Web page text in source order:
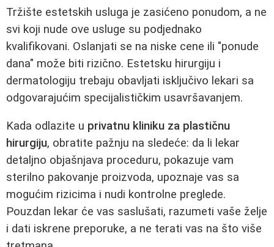
Tržište estetskih usluga je zasićeno ponudom, a ne
svi koji nude ove usluge su podjednako
kvalifikovani. Oslanjati se na niske cene ili "ponude
dana" može biti rizično. Estetsku hirurgiju i
dermatologiju trebaju obavljati isključivo lekari sa
odgovarajućim specijalističkim usavršavanjem.
Kada odlazite u privatnu kliniku za plastičnu
hirurgiju, obratite pažnju na sledeće: da li lekar
detaljno objašnjava proceduru, pokazuje vam
sterilno pakovanje proizvoda, upoznaje vas sa
mogućim rizicima i nudi kontrolne preglede.
Pouzdan lekar će vas saslušati, razumeti vaše želje
i dati iskrene preporuke, a ne terati vas na što više